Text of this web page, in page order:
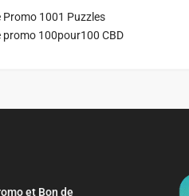
Promo 1001 Puzzles
promo 100pour100 CBD
et Bon de